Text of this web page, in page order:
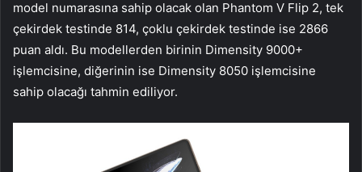
model numarasına sahip olacak olan Phantom V Flip 2, tek
çekirdek testinde 814, çoklu çekirdek testinde ise 2866
puan aldı. Bu modellerden birinin Dimensity 9000+
işlemcisine, diğerinin ise Dimensity 8050 işlemcisine
sahip olacağı tahmin ediliyor.